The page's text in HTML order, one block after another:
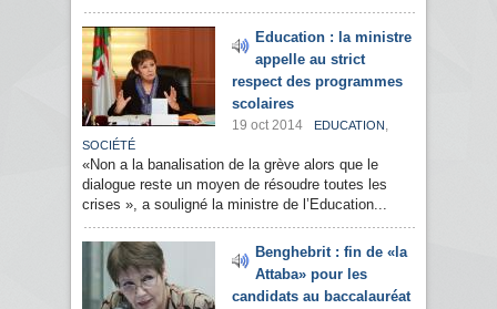
Education : la ministre
appelle au strict
respect des programmes
scolaires
19 oct 2014 EDUCATION ,
SOCIÉTÉ
«Non a la banalisation de la grève alors que le
dialogue reste un moyen de résoudre toutes les
crises », a souligné la ministre de l’Education...
Benghebrit : fin de «la
Attaba» pour les
candidats au baccalauréat